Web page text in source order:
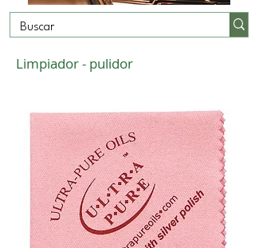
Limpiador - pulidor